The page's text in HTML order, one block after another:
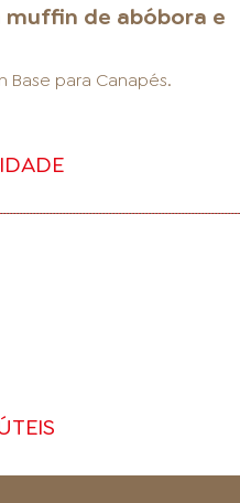
de abóbora e
Base para Canapés.